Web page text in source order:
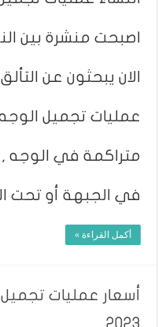
اصبحت منشرة بين
الان يبحثون عن
عمليات تجميل
متراكمة في الوجه
في الجبهة أو تحت
أكمل القراءة »
أسعار عمليات